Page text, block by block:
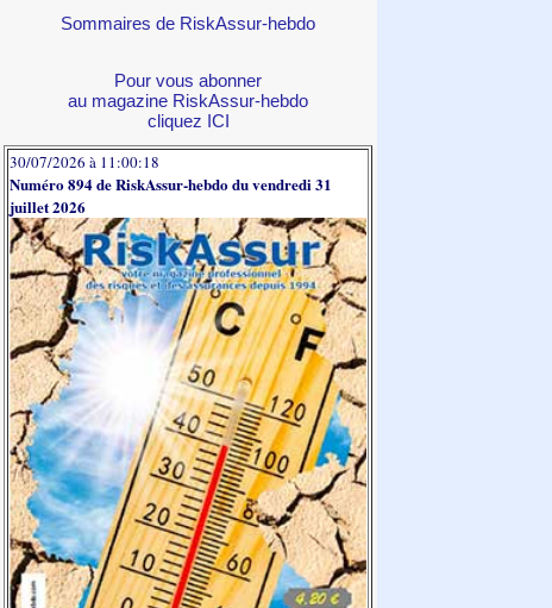
Sommaires de RiskAssur-hebdo
Pour vous abonner
au magazine RiskAssur-hebdo
cliquez ICI
30/07/2026 à 11:00:18
Numéro 894 de RiskAssur-hebdo du vendredi 31
juillet 2026